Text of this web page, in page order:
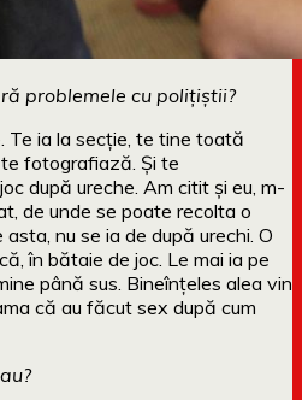
problemele cu polițiștii?
Te ia la secție, te tine toată
fotografiază. Și te
după ureche. Am citit și eu, m-
de unde se poate recolta o
nu se ia de după urechi. O
în bătaie de joc. Le mai ia pe
până sus. Bineînțeles alea vin
că au făcut sex după cum